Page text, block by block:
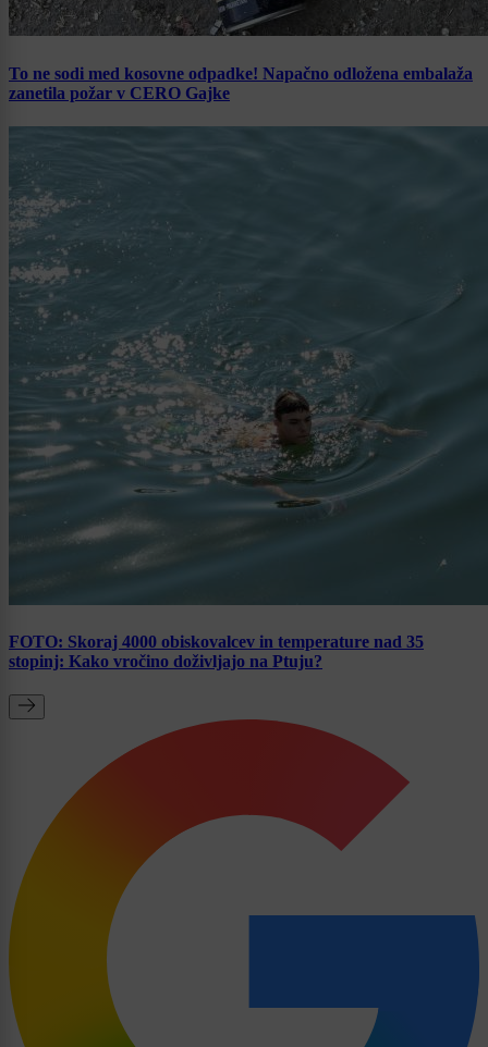
To ne sodi med kosovne odpadke! Napačno odložena embalaža
zanetila požar v CERO Gajke
FOTO: Skoraj 4000 obiskovalcev in temperature nad 35
stopinj: Kako vročino doživljajo na Ptuju?